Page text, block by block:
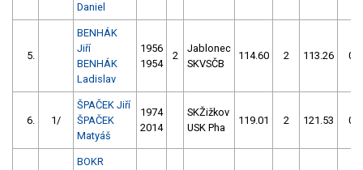
Daniel
5.
BENHÁK
Jiří
BENHÁK
Ladislav
1956
1954
2
Jablonec
SKVSČB
114.60 2 113.26 0
6. 1/
ŠPAČEK Jiří
ŠPAČEK
Matyáš
1974
2014
SKŽižkov
USK Pha
119.01 2 121.53 0
BOKR